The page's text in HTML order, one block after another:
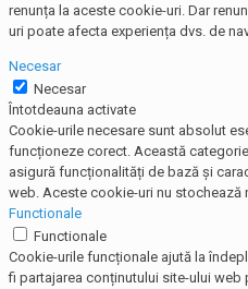
renunța la aceste cookie-uri. Dar
uri poate afecta experiența dvs. de
Necesar
Necesar
Întotdeauna activate
Cookie-urile necesare sunt absolut
funcționeze corect. Această
asigură funcționalități de bază și
web. Aceste cookie-uri nu stochează
Functionale
Functionale
Cookie-urile funcționale ajută la
fi partajarea conținutului site-ului